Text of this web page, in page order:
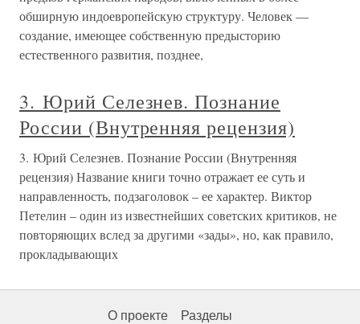
обширную индоевропейскую структуру. Человек —
создание, имеющее собственную предысторию
естественного развития, позднее,
3. Юрий Селезнев. Познание
России (Внутренняя рецензия)
3. Юрий Селезнев. Познание России (Внутренняя
рецензия) Название книги точно отражает ее суть и
направленность, подзаголовок – ее характер. Виктор
Петелин – один из известнейших советских критиков, не
повторяющих вслед за другими «зады», но, как правило,
прокладывающих
О проекте Разделы